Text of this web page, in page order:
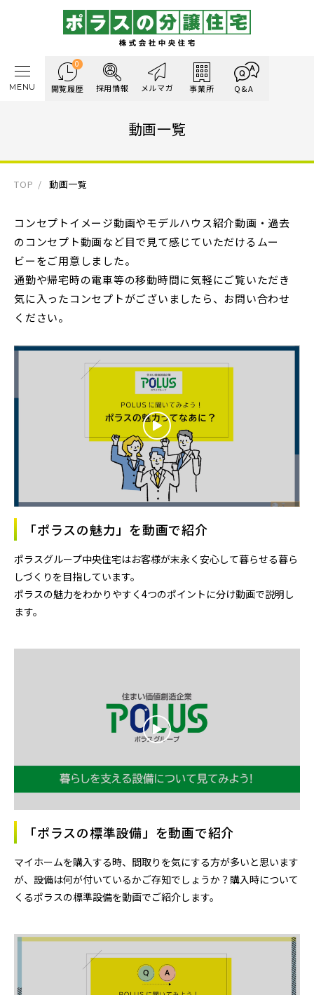
0
閲覧履歴 採用情報 メルマガ 事業所 Q&A
MENU
動画一覧
TOP 動画一覧
コンセプトイメージ動画やモデルハウス紹介動画・過去
のコンセプト動画など目で見て感じていただけるムー
ビーをご用意しました。
通勤や帰宅時の電車等の移動時間に気軽にご覧いただき
気に入ったコンセプトがございましたら、お問い合わせ
ください。
「ポラスの魅力」を動画で紹介
ポラスグループ中央住宅はお客様が末永く安心して暮らせる暮ら
しづくりを目指しています。
ポラスの魅力をわかりやすく4つのポイントに分け動画で説明し
ます。
「ポラスの標準設備」を動画で紹介
マイホームを購入する時、間取りを気にする方が多いと思います
が、設備は何が付いているかご存知でしょうか？購入時について
くるポラスの標準設備を動画でご紹介します。